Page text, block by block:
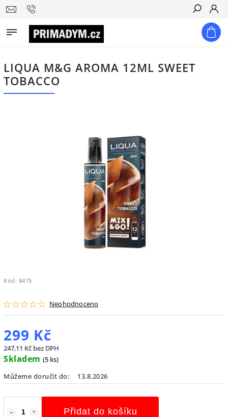
Hledat
LIQUA M&G AROMA 12ML SWEET
TOBACCO
Kód: 8475
Neohodnoceno
299 Kč
247,11 Kč bez DPH
Skladem (5 ks)
Můžeme doručit do:
13.8.2026
Přidat do košíku